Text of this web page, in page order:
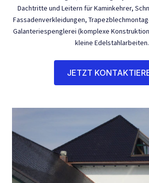
Dachtritte und Leitern für Kaminkehrer,
Fassadenverkleidungen,
Galanteriespenglerei (komplexe
kleine Edelstahlarbeiten.
JETZT